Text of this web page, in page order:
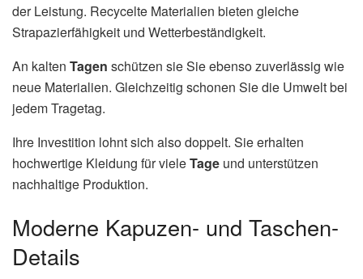
der Leistung. Recycelte Materialien bieten gleiche
Strapazierfähigkeit und Wetterbeständigkeit.
An kalten Tagen schützen sie Sie ebenso zuverlässig wie
neue Materialien. Gleichzeitig schonen Sie die Umwelt bei
jedem Tragetag.
Ihre Investition lohnt sich also doppelt. Sie erhalten
hochwertige Kleidung für vieleTage und unterstützen
nachhaltige Produktion.
Moderne Kapuzen- und Taschen-
Details